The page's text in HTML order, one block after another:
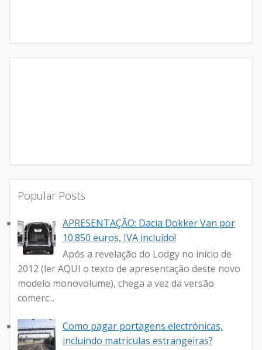
Popular Posts
APRESENTAÇÃO: Dacia Dokker Van por
10.850 euros, IVA incluído!
Após a revelação do Lodgy no início de
2012 (ler AQUI o texto de apresentação deste novo
modelo monovolume), chega a vez da versão
comerc...
Como pagar portagens electrónicas,
incluindo matriculas estrangeiras?